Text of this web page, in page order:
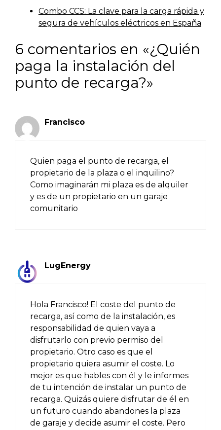
Combo CCS: La clave para la carga rápida y
segura de vehículos eléctricos en España
6 comentarios en «¿Quién
paga la instalación del
punto de recarga?»
Francisco
Quien paga el punto de recarga, el
propietario de la plaza o el inquilino?
Como imaginarán mi plaza es de alquiler
y es de un propietario en un garaje
comunitario
LugEnergy
Hola Francisco! El coste del punto de
recarga, así como de la instalación, es
responsabilidad de quien vaya a
disfrutarlo con previo permiso del
propietario. Otro caso es que el
propietario quiera asumir el coste. Lo
mejor es que hables con él y le informes
de tu intención de instalar un punto de
recarga. Quizás quiere disfrutar de él en
un futuro cuando abandones la plaza
de garaje y decide asumir el coste. Pero